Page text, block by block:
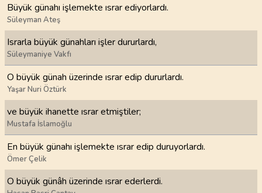
Büyük günahı işlemekte ısrar ediyorlardı.
Süleyman Ateş
Israrla büyük günahları işler dururlardı,
Süleymaniye Vakfı
O büyük günah üzerinde ısrar edip dururlardı.
Yaşar Nuri Öztürk
ve büyük ihanette ısrar etmiştiler;
Mustafa İslamoğlu
En büyük günahı işlemekte ısrar edip duruyorlardı.
Ömer Çelik
O büyük günâh üzerinde ısrar ederlerdi.